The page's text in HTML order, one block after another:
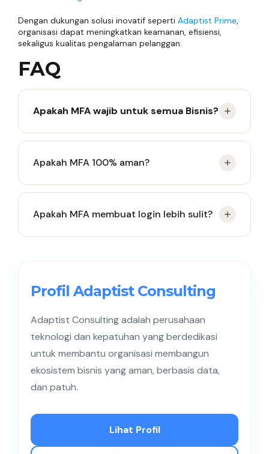
Dengan dukungan solusi inovatif seperti Adaptist Prime,
organisasi dapat meningkatkan keamanan, efisiensi,
sekaligus kualitas pengalaman pelanggan.
FAQ
Apakah MFA wajib untuk semua Bisnis?
data sensitif, finansial, atau layanan pelanggan
Apakah MFA 100% aman?
drastis lebih mengurangi risiko dibandingkan hanya
Apakah MFA membuat login lebih sulit?
justru bisa lebih cepat dari SMS.
Profil Adaptist Consulting
Adaptist Consulting adalah perusahaan
teknologi dan kepatuhan yang berdedikasi
untuk membantu organisasi membangun
ekosistem bisnis yang aman, berbasis data,
dan patuh.
Lihat Profil